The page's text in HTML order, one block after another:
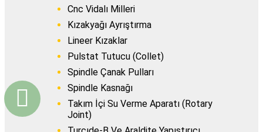
Cnc Vidalı Milleri
Kızakyağı Ayrıştırma
Lineer Kızaklar
Pulstat Tutucu (Collet)
Spindle Çanak Pulları
Spindle Kasnağı
Takım İçi Su Verme Aparatı (Rotary
Joint)